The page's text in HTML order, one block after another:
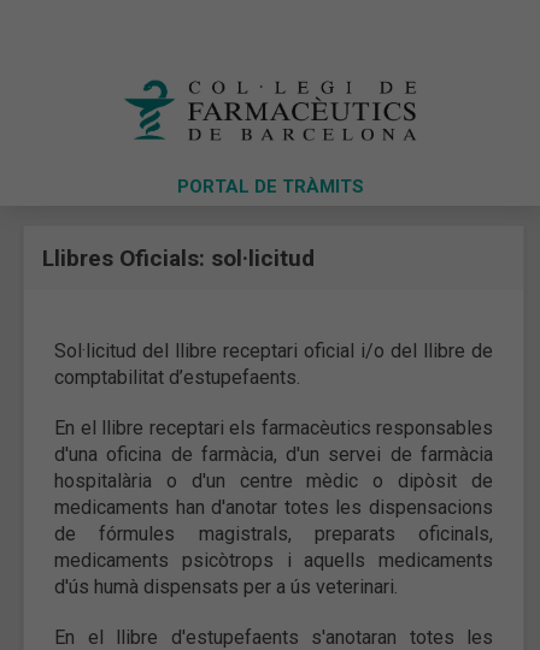
PORTAL DE TRÀMITS
Llibres Oficials: sol·licitud
Sol·licitud del llibre receptari oficial i/o del llibre de
comptabilitat d’estupefaents.
En el llibre receptari els farmacèutics responsables
d'una oficina de farmàcia, d'un servei de farmàcia
hospitalària o d'un centre mèdic o dipòsit de
medicaments han d'anotar totes les dispensacions
de fórmules magistrals, preparats oficinals,
medicaments psicòtrops i aquells medicaments
d'ús humà dispensats per a ús veterinari.
En el llibre d'estupefaents s'anotaran totes les